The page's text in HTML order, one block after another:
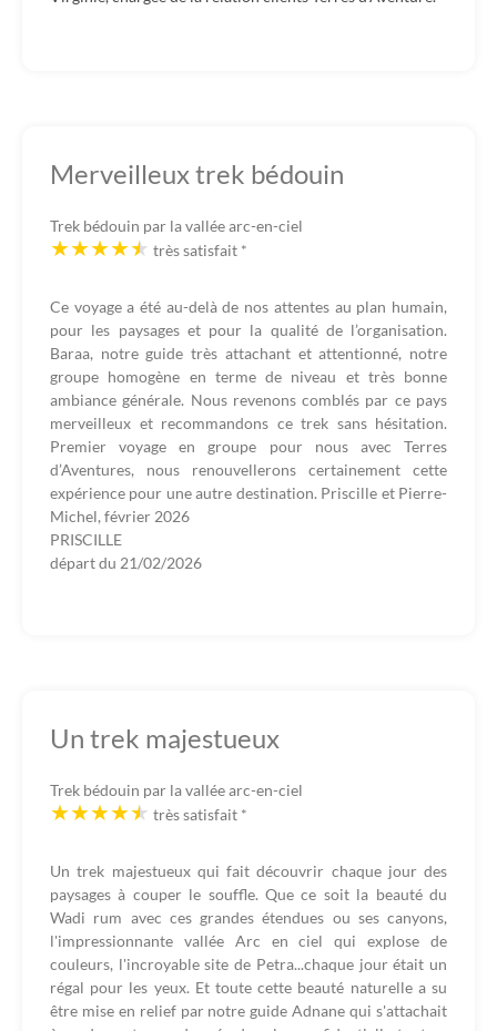
Merveilleux trek bédouin
Trek bédouin par la vallée arc-en-ciel
très satisfait *
Ce voyage a été au-delà de nos attentes au plan humain,
pour les paysages et pour la qualité de l’organisation.
Baraa, notre guide très attachant et attentionné, notre
groupe homogène en terme de niveau et très bonne
ambiance générale. Nous revenons comblés par ce pays
merveilleux et recommandons ce trek sans hésitation.
Premier voyage en groupe pour nous avec Terres
d’Aventures, nous renouvellerons certainement cette
expérience pour une autre destination. Priscille et Pierre-
Michel, février 2026
PRISCILLE
départ du 21/02/2026
Un trek majestueux
Trek bédouin par la vallée arc-en-ciel
très satisfait *
Un trek majestueux qui fait découvrir chaque jour des
paysages à couper le souffle. Que ce soit la beauté du
Wadi rum avec ces grandes étendues ou ses canyons,
l'impressionnante vallée Arc en ciel qui explose de
couleurs, l'incroyable site de Petra...chaque jour était un
régal pour les yeux. Et toute cette beauté naturelle a su
être mise en relief par notre guide Adnane qui s'attachait